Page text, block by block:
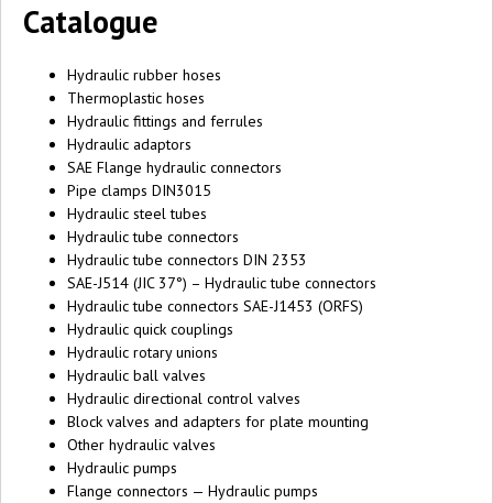
Catalogue
Hydraulic rubber hoses
Thermoplastic hoses
Hydraulic fittings and ferrules
Hydraulic adaptors
SAE Flange hydraulic connectors
Pipe clamps DIN3015
Hydraulic steel tubes
Hydraulic tube connectors
Hydraulic tube connectors DIN 2353
SAE-J514 (JIC 37°) – Hydraulic tube connectors
Hydraulic tube connectors SAE-J1453 (ORFS)
Hydraulic quick couplings
Hydraulic rotary unions
Hydraulic ball valves
Hydraulic directional control valves
Block valves and adapters for plate mounting
Other hydraulic valves
Hydraulic pumps
Flange connectors — Hydraulic pumps